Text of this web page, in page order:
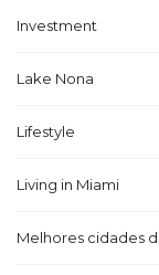
Investment
Lake Nona
Lifestyle
Living in Miami
Melhores cidades